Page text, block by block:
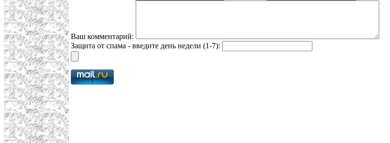
Ваш комментарий:
Защита от спама - введите день недели (1-7):